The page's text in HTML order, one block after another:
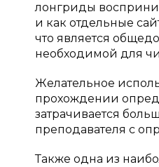
лонгриды
и как отдельные
что является
необходимой для
Желательное
прохождении
затрачивается
преподавателя с
Также одна из